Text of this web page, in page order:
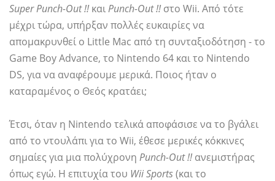
Super Punch-Out !!καιPunch-Out !!στο Wii. Από τότε
μέχρι τώρα, υπήρξαν πολλές ευκαιρίες να
απομακρυνθεί ο Little Mac από τη συνταξιοδότηση - το
Game Boy Advance, το Nintendo 64 και το Nintendo
DS, για να αναφέρουμε μερικά. Ποιος ήταν ο
καταραμένος ο Θεός κρατάει;
Έτσι, όταν η Nintendo τελικά αποφάσισε να το βγάλει
από το ντουλάπι για το Wii, έθεσε μερικές κόκκινες
σημαίες για μια πολύχρονη Punch-Out !!ανεμιστήρας
όπως εγώ. Η επιτυχία του Wii Sports(και το